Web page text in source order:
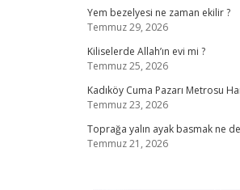
Yem bezelyesi ne zaman ekilir ?
Temmuz 29, 2026
Kiliselerde Allah’ın evi mi ?
Temmuz 25, 2026
Kadıköy Cuma Pazarı Metrosu
Temmuz 23, 2026
Toprağa yalın ayak basmak ne
Temmuz 21, 2026